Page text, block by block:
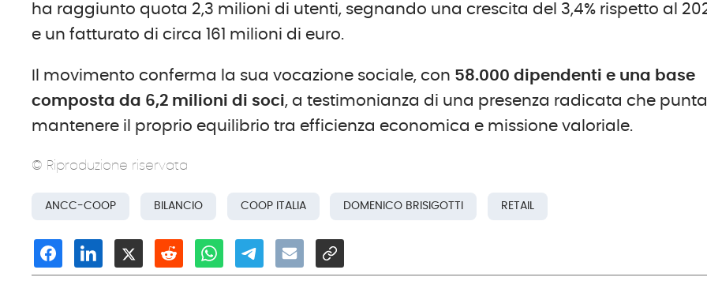
ha raggiunto quota 2,3 milioni di utenti, segnando una crescita del 3,4% rispetto al
e un fatturato di circa 161 milioni di euro.
Il movimento conferma la sua vocazione sociale, con 58.000 dipendenti e una base
composta da 6,2 milioni di soci, a testimonianza di una presenza radicata che
mantenere il proprio equilibrio tra efficienza economica e missione valoriale.
© Riproduzione riservata
ANCC-COOP BILANCIO COOP ITALIA DOMENICO BRISIGOTTI RETAIL